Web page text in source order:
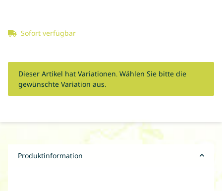
Sofort verfügbar
x
Dieser Artikel hat Variationen. Wählen Sie bitte die
gewünschte Variation aus.
Produktinformation